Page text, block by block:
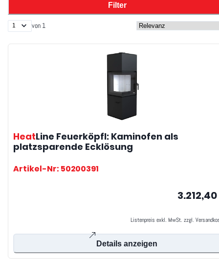
Filter
von 1
HeatLine Feuerköpfl: Kaminofen als
platzsparende Ecklösung
Artikel-Nr: 50200391
Listenpreis exkl. MwSt. zzgl.
Details anzeigen